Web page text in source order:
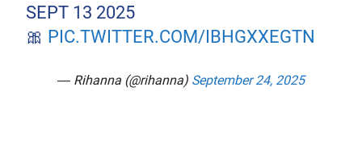
SEPT 13 2025
🎀 PIC.TWITTER.COM/IBHGXXEGTN
— Rihanna (@rihanna) September 24, 2025